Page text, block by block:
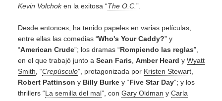
Kevin Volchoken la exitosa “The O.C. ”.
Desde entonces, ha tenido papeles en varias películas,
entre ellas las comedias “Who's Your Caddy?” y
“American Crude”; los dramas “Rompiendo las reglas”,
en el que trabajó junto a Sean Faris Amber Heard y Wyatt
Smith , “Crepúsculo”, protagonizada por Kristen Stewart
Robert Pattinson y Billy Burke y “Five Star Day”; y los
thrillers “La semilla del mal”, con Gary Oldman y Carla